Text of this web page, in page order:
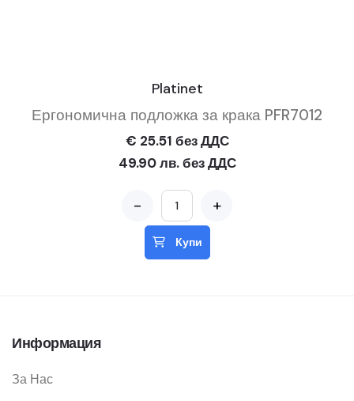
Platinet
Ергономична подложка за крака PFR7012
€ 25.51 без ДДС
49.90 лв. без ДДС
- +
Купи
Информация
За Нас